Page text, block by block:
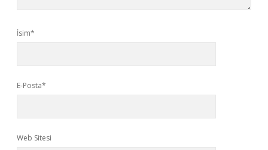
İsim*
E-Posta*
Web Sitesi